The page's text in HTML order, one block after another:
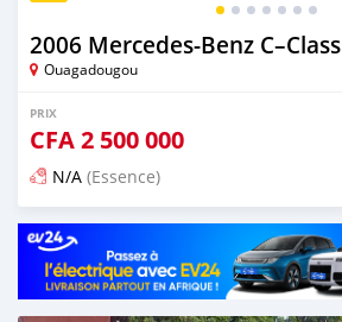
2006 Mercedes-Benz C–Class
Ouagadougou
PRIX
CFA2 500 000
N/A (Essence)
Publié il y a 1 jour